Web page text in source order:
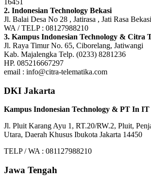
2. Indonesian Technology Bekasi
Jl. Balai Desa No 28 , Jatirasa , Jati Rasa
WA / TELP : 08127988210
3. Kampus Indonesian Technology & Citra
Jl. Raya Timur No. 65, Ciborelang, Jatiwangi
Kab. Majalengka Telp. (0233) 8281236
HP. 085216667297
email : info@citra-telematika.com
DKI Jakarta
Kampus Indonesian Technology & PT In IT
Jl. Pluit Karang Ayu 1, RT.20/RW.2, Pluit,
Utara, Daerah Khusus Ibukota Jakarta 14450
TELP / WA : 081127988210
Jawa Tengah